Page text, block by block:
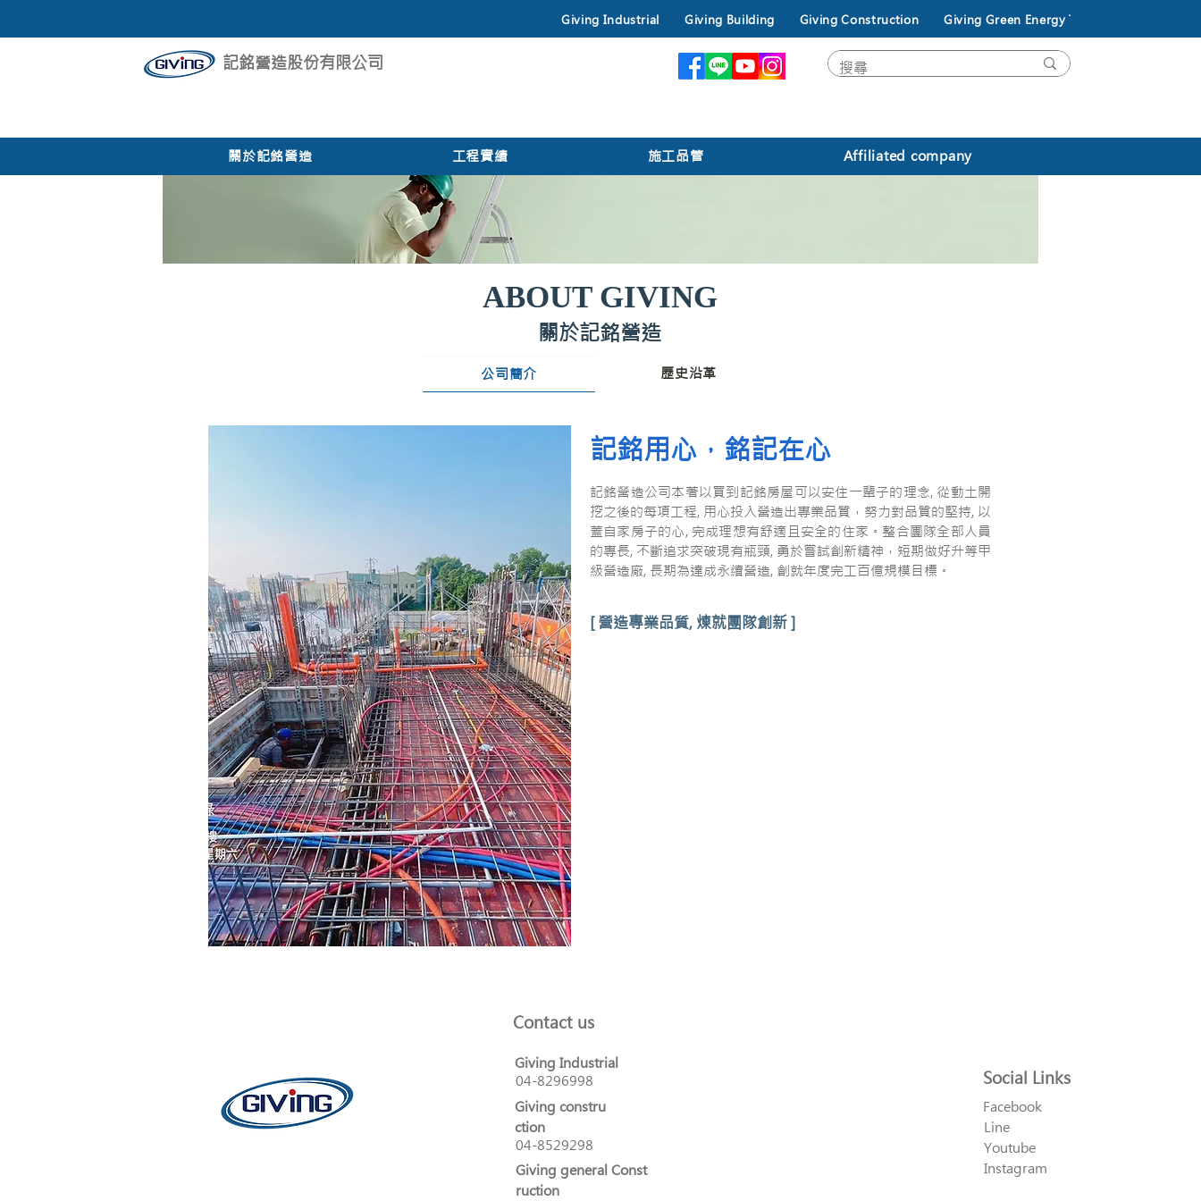
Giving Industrial Giving Building Giving Construction Giving Green Energy Technology
記銘營造股份有限公司
關於記銘營造 工程實績 施工品管 Affiliated company
ABOUT GIVING
關於記銘營造
公司簡介 歷史沿革
記銘用心，銘記在心
記銘營造公司本著以買到記銘房屋可以安住一輩子的理念, 從動土開
挖之後的每項工程, 用心投入營造出專業品質，努力對品質的堅持, 以
蓋自家房子的心, 完成理想有舒適且安全的住家。整合團隊全部人員
的專長, 不斷追求突破現有瓶頸, 勇於嘗試創新精神，短期做好升等甲
級營造廠, 長期為達成永續營造, 創就年度完工百億規模目標。
[ 營造專業品質, 煉就團隊創新 ]
Contact us
Giving Industrial
04-8296998
Giving constru
ction
04-8529298
Giving general Const
ruction
Social Links
Facebook
Line
Youtube
Instagram